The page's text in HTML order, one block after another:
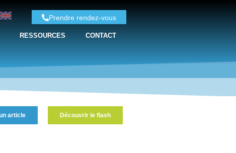
Prendre rendez-vous
RESSOURCES CONTACT
article Découvrir le flash